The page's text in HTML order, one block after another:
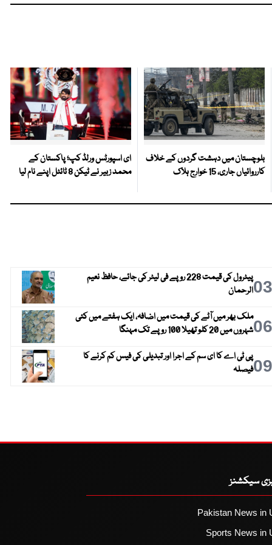
بلوچستان میں دہشت گردوں کے خلاف
کارروائیاں جاری، 15 خوارج ہلاک
ای اسپورٹس ورلڈ کپ؛ پاکستان کے
محمد زبیر نے ٹیکن 8 ٹائٹل اپنے نام لیا
03
پیٹرول کی قیمت 228 روپے فی لیٹر کی جائے، حافظ نعیم
الرحمان
06ملک بھر میں آٹے کی قیمت میں اضافہ، ایک ہفتے میں کئی
شہروں میں 20 کلو تھیلا 100 روپے تک مہنگا
09پی ٹی اے کا ای سم کے اجرا اور تبدیلی کی فیس کم کرنے کا
فیصلہ
سیکشنز
Pakistan News in
Sports News in